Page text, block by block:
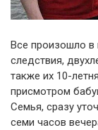
Все произошло
следствия,
также их 10-
присмотром
Семья, сразу
семи часов